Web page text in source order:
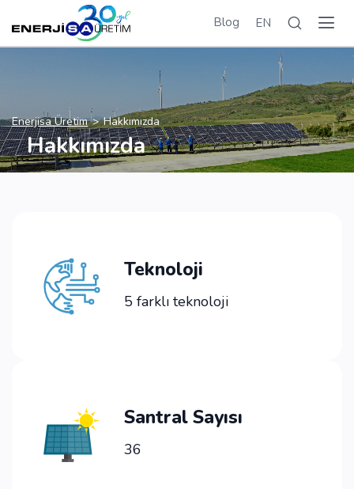
Blog EN
Enerjisa Üretim Hakkımızda
Hakkımızda
Teknoloji
5 farklı teknoloji
Santral Sayısı
36